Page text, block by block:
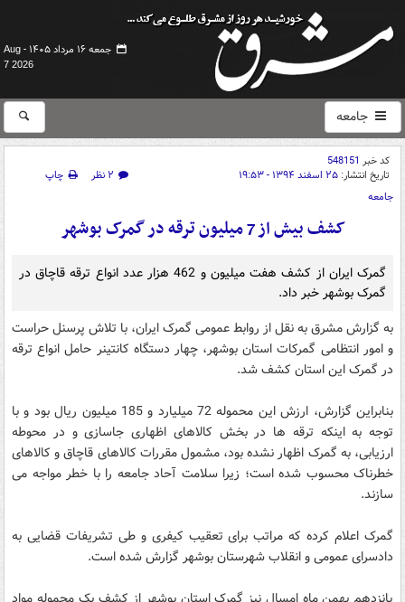
جمعه ۱۶ مرداد ۱۴۰۵ -
Aug
7 2026
جامعه
کد خبر 548151
تاریخ انتشار: ۲۵ اسفند ۱۳۹۴ - ۱۹:۵۳ ۲ نظر
چاپ
جامعه
کشف بیش از 7 میلیون ترقه در گمرک بوشهر
گمرک ایران از کشف هفت میلیون و 462 هزار عدد انواع ترقه قاچاق در
گمرک بوشهر خبر داد.
به گزارش مشرق به نقل از روابط عمومی گمرک ایران، با تلاش پرسنل حراست
و امور انتظامی گمرکات استان بوشهر، چهار دستگاه کانتینر حامل انواع ترقه
در گمرک این استان کشف شد.
بنابراین گزارش، ارزش این محموله 72 میلیارد و 185 میلیون ریال بود و با
توجه به اینکه ترقه ها در بخش کالاهای اظهاری جاسازی و در محوطه
ارزیابی، به گمرک اظهار نشده بود، مشمول مقررات کالاهای قاچاق و کالاهای
خطرناک محسوب شده است؛ زیرا سلامت آحاد جامعه را با خطر مواجه می
سازند.
گمرک اعلام کرده که مراتب برای تعقیب کیفری و طی تشریفات قضایی به
دادسرای عمومی و انقلاب شهرستان بوشهر گزارش شده است.